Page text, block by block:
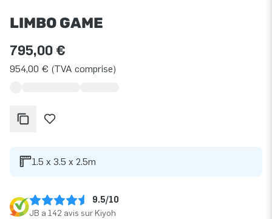
LIMBO GAME
795,00 €
954,00 € (TVA comprise)
1.5 x 3.5 x 2.5m
9.5/10
JB a 142 avis sur Kiyoh